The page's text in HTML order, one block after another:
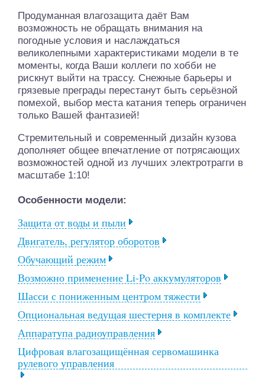
Продуманная влагозащита даёт Вам
возможность не обращать внимания на
погодные условия и наслаждаться
великолепными характеристиками модели в те
моменты, когда Ваши коллеги по хобби не
рискнут выйти на трассу. Снежные барьеры и
грязевые преграды перестанут быть серьёзной
помехой, выбор места катания теперь ограничен
только Вашей фантазией!
Стремительный и современный дизайн кузова
дополняет общее впечатление от потрясающих
возможностей одной из лучших электротрагги в
масштабе 1:10!
Особенности модели:
Защита от воды и пыли
Двигатель, регулятор оборотов
Обучающий режим
Возможно применение Li-Po аккумуляторов
Шасси с пониженным центром тяжести
Опциональная ведущая шестерня в комплекте
Аппаратупа радиоуправления
Цифровая влагозащищённая сервомашинка
рулевого управления